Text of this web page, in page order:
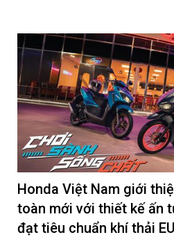
Honda Việt Nam giới
toàn mới với thiết kế ấn
đạt tiêu chuẩn khí thải